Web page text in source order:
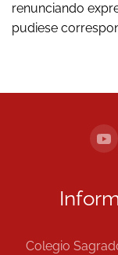
renunciando
pudiese
Colegio